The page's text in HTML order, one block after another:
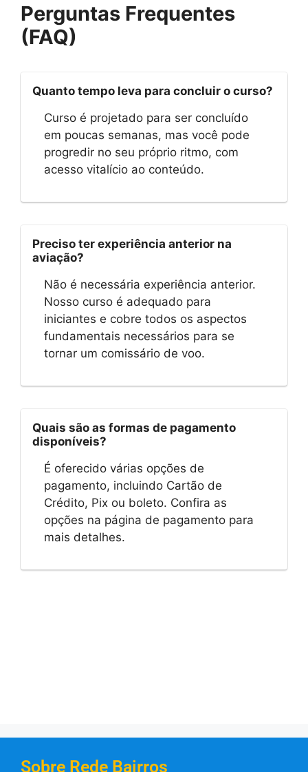
Perguntas Frequentes
(FAQ)
Quanto tempo leva para concluir o curso?
Curso é projetado para ser concluído
em poucas semanas, mas você pode
progredir no seu próprio ritmo, com
acesso vitalício ao conteúdo.
Preciso ter experiência anterior na
aviação?
Não é necessária experiência anterior.
Nosso curso é adequado para
iniciantes e cobre todos os aspectos
fundamentais necessários para se
tornar um comissário de voo.
Quais são as formas de pagamento
disponíveis?
É oferecido várias opções de
pagamento, incluindo Cartão de
Crédito, Pix ou boleto. Confira as
opções na página de pagamento para
mais detalhes.
Sobre Rede Bairros